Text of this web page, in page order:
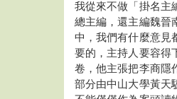
我從來不做「掛名主
總主編，還主編魏晉
中，我們有什麼意見
要的，主持人要容得
卷，他主張把李商隱
部分由中山大學黃天